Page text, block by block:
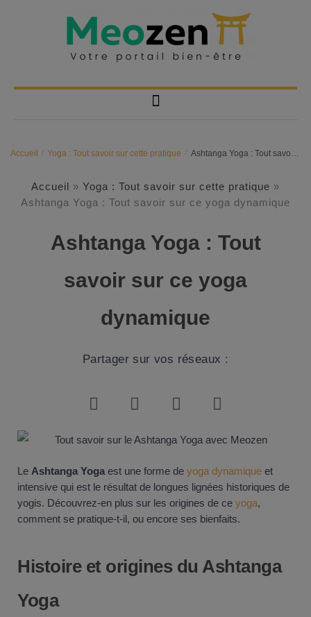
Accueil / Yoga : Tout savoir sur cette pratique / Ashtanga Yoga : Tout savoir sur ce yoga dynamique
Accueil » Yoga : Tout savoir sur cette pratique »
Ashtanga Yoga : Tout savoir sur ce yoga dynamique
Ashtanga Yoga : Tout
savoir sur ce yoga
dynamique
Partager sur vos réseaux :
Le Ashtanga Yoga est une forme de yoga dynamique et
intensive qui est le résultat de longues lignées historiques de
yogis. Découvrez-en plus sur les origines de ce yoga,
comment se pratique-t-il, ou encore ses bienfaits.
Histoire et origines du Ashtanga
Yoga